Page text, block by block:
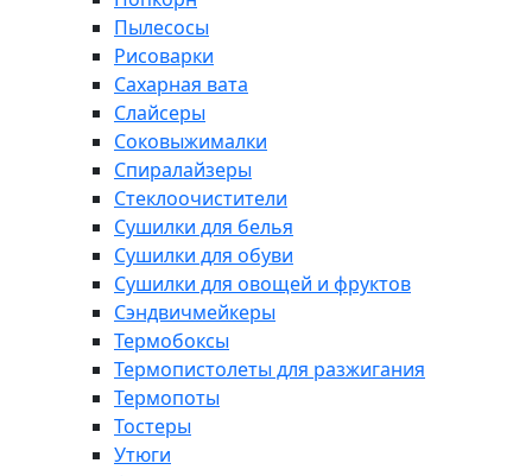
Пылесосы
Рисоварки
Сахарная вата
Слайсеры
Соковыжималки
Спиралайзеры
Стеклоочистители
Сушилки для белья
Сушилки для обуви
Сушилки для овощей и фруктов
Сэндвичмейкеры
Термобоксы
Термопистолеты для разжигания
Термопоты
Тостеры
Утюги